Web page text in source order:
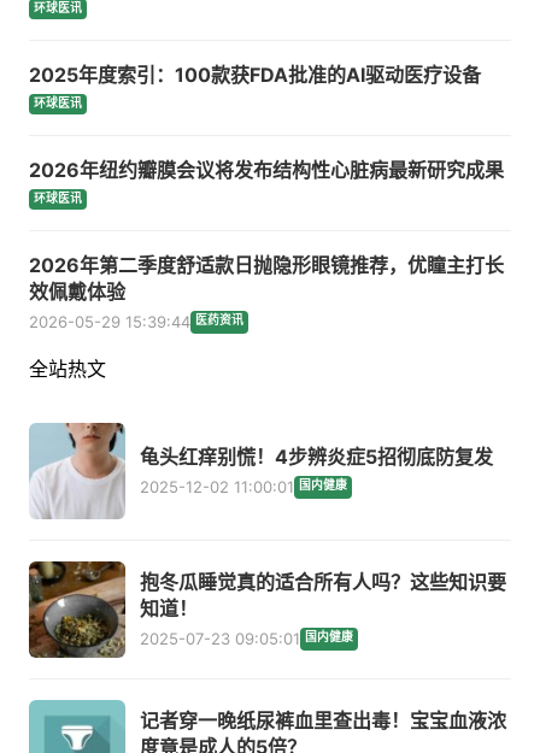
环球医讯
2025年度索引：100款获FDA批准的AI驱动医疗设备
环球医讯
2026年纽约瓣膜会议将发布结构性心脏病最新研究成果
环球医讯
2026年第二季度舒适款日抛隐形眼镜推荐，优瞳主打长
效佩戴体验
2026-05-29 15:39:44 医药资讯
全站热文
龟头红痒别慌！4步辨炎症5招彻底防复发
2025-12-02 11:00:01 国内健康
抱冬瓜睡觉真的适合所有人吗？这些知识要
知道！
2025-07-23 09:05:01 国内健康
记者穿一晚纸尿裤血里查出毒！宝宝血液浓
度竟是成人的5倍？